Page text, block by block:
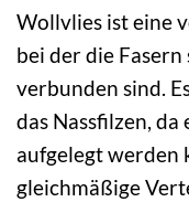
Wollvlies ist eine
bei der die
verbunden sind.
das Nassfilzen,
aufgelegt werden
gleichmäßige